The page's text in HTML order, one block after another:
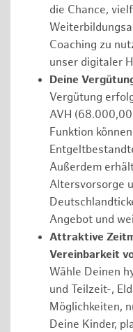
die Chance,
Coaching zu
unser digitaler
Deine
Vergütung
AVH
Funktion
Außerdem
Altersvorsorge
Angebot und
Attraktive
Vereinbarkeit
Wähle Deinen
und Teilzeit-,
Möglichkeiten,
Deine Kinder,